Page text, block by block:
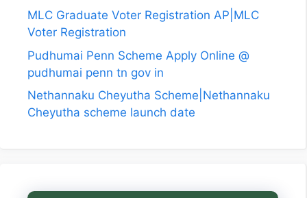
MLC Graduate Voter Registration AP|MLC
Voter Registration
Pudhumai Penn Scheme Apply Online @
pudhumai penn tn gov in
Nethannaku Cheyutha Scheme|Nethannaku
Cheyutha scheme launch date